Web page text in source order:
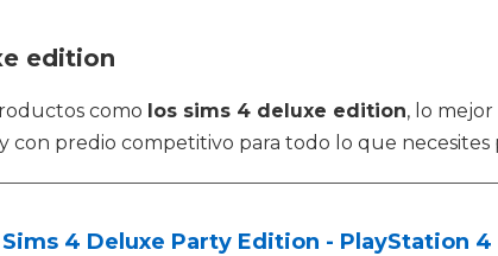
edition
como los sims 4 deluxe edition, lo
predio competitivo para todo lo que necesites
4 Deluxe Party Edition - PlayStation